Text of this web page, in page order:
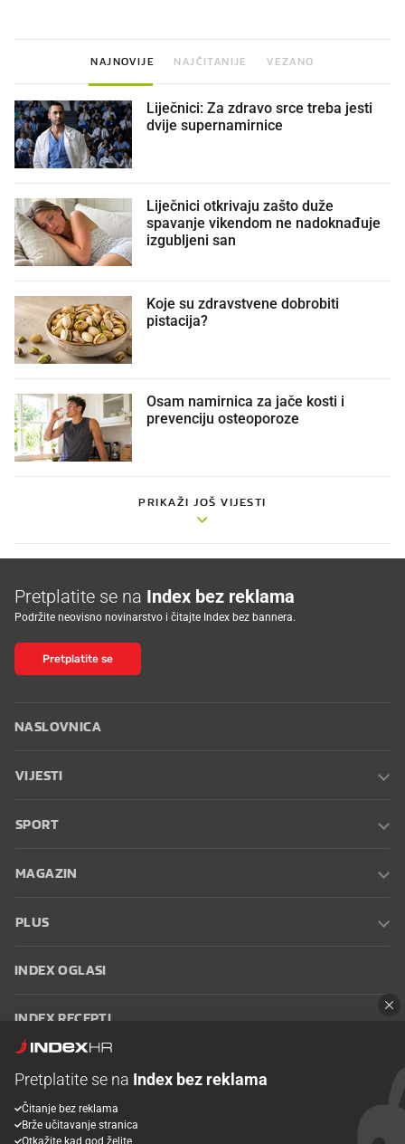
NAJNOVIJE NAJČITANIJE VEZANO
Liječnici: Za zdravo srce treba jesti
dvije supernamirnice
Liječnici otkrivaju zašto duže
spavanje vikendom ne nadoknađuje
izgubljeni san
Koje su zdravstvene dobrobiti
pistacija?
Osam namirnica za jače kosti i
prevenciju osteoporoze
PRIKAŽI JOŠ VIJESTI
Pretplatite se na Index bez reklama
Podržite neovisno novinarstvo i čitajte Index bez bannera.
Pretplatite se
NASLOVNICA
VIJESTI
SPORT
MAGAZIN
PLUS
INDEX OGLASI
INDEX RECEPTI
Oglašavanje Zaposli se na Indexu
korištenja
Postavke kolačića
Pretplatite se na Index bez reklama
Čitanje bez reklama
Brže učitavanje stranica
Otkažite kad god želite